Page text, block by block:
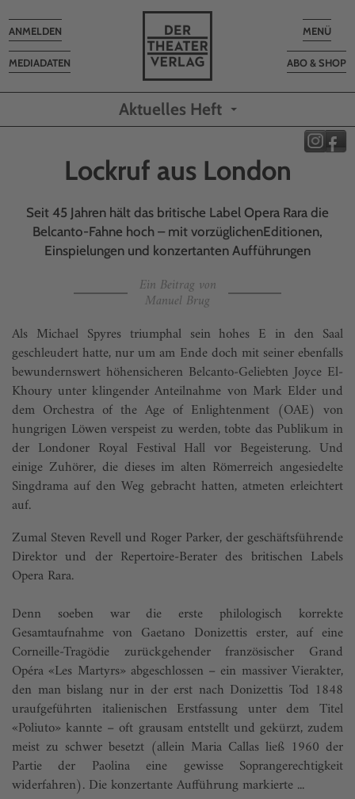
Toggle
MENÜ
ABO & SHOP
MEDIADATEN
Toggle
navigation
ANMELDEN
Aktuelles Heft
Lockruf aus London
Seit 45 Jahren hält das britische Label Opera Rara die
Belcanto-Fahne hoch – mit vorzüglichenEditionen,
Einspielungen und konzertanten Aufführungen
Ein Beitrag von
Manuel Brug
Als Michael Spyres triumphal sein hohes E in den Saal
geschleudert hatte, nur um am Ende doch mit seiner ebenfalls
bewundernswert höhensicheren Belcanto-Geliebten Joyce El-
Khoury unter klingender Anteilnahme von Mark Elder und
dem Orchestra of the Age of Enlightenment (OAE) von
hungrigen Löwen verspeist zu werden, tobte das Publikum in
der Londoner Royal Festival Hall vor Begeisterung. Und
einige Zuhörer, die dieses im alten Römerreich angesiedelte
Singdrama auf den Weg gebracht hatten, atmeten erleichtert
auf.
Zumal Steven Revell und Roger Parker, der geschäftsführende
Direktor und der Repertoire-Berater des britischen Labels
Opera Rara.
Denn soeben war die erste philologisch korrekte
Gesamtaufnahme von Gaetano Donizettis erster, auf eine
Corneille-Tragödie zurückgehender französischer Grand
Opéra «Les Martyrs» abgeschlossen – ein massiver Vierakter,
den man bislang nur in der erst nach Donizettis Tod 1848
uraufgeführten italienischen Erstfassung unter dem Titel
«Poliuto» kannte – oft grausam entstellt und gekürzt, zudem
meist zu schwer besetzt (allein Maria Callas ließ 1960 der
Partie der Paolina eine gewisse Soprangerechtigkeit
widerfahren). Die konzertante Aufführung markierte ...